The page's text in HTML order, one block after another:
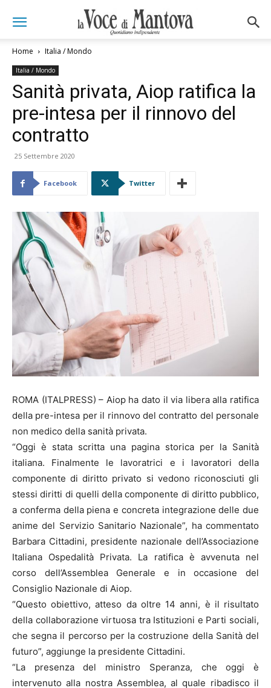
Home Italia / Mondo
Italia / Mondo
Sanità privata, Aiop ratifica la
pre-intesa per il rinnovo del
contratto
25 Settembre 2020
Facebook Twitter
ROMA (ITALPRESS) – Aiop ha dato il via libera alla ratifica
della pre-intesa per il rinnovo del contratto del personale
non medico della sanità privata.
“Oggi è stata scritta una pagina storica per la Sanità
italiana. Finalmente le lavoratrici e i lavoratori della
componente di diritto privato si vedono riconosciuti gli
stessi diritti di quelli della componente di diritto pubblico,
a conferma della piena e concreta integrazione delle due
anime del Servizio Sanitario Nazionale”, ha commentato
Barbara Cittadini, presidente nazionale dell’Associazione
Italiana Ospedalità Privata. La ratifica è avvenuta nel
corso dell’Assemblea Generale e in occasione del
Consiglio Nazionale di Aiop.
“Questo obiettivo, atteso da oltre 14 anni, è il risultato
della collaborazione virtuosa tra Istituzioni e Parti sociali,
che segna il percorso per la costruzione della Sanità del
futuro”, aggiunge la presidente Cittadini.
“La presenza del ministro Speranza, che oggi è
intervenuto alla nostra Assemblea, al quale ribadisco il